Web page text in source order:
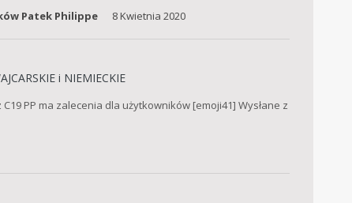
Patek Philippe 8 Kwietnia 2020
i NIEMIECKIE
PP ma zalecenia dla użytkowników [emoji41] Wysłane z